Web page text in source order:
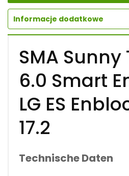
Informacje dodatkowe
SMA
6.0 Smart
LG ES
17.2
Technische Daten